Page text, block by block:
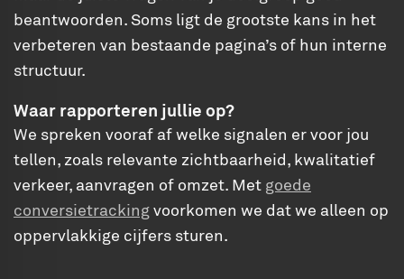
beantwoorden. Soms ligt de grootste kans in het
verbeteren van bestaande pagina’s of hun interne
structuur.
Waar rapporteren jullie op?
We spreken vooraf af welke signalen er voor jou
tellen, zoals relevante zichtbaarheid, kwalitatief
verkeer, aanvragen of omzet. Met goede
conversietrackingvoorkomen we dat we alleen op
oppervlakkige cijfers sturen.